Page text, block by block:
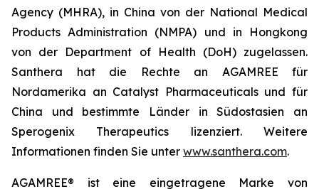
Agency (MHRA), in China von der National Medical
Products Administration (NMPA) und in Hongkong
von der Department of Health (DoH) zugelassen.
Santhera hat die Rechte an AGAMREE für
Nordamerika an Catalyst Pharmaceuticals und für
China und bestimmte Länder in Südostasien an
Sperogenix Therapeutics lizenziert. Weitere
Informationen finden Sie unter www.santhera.com.
AGAMREE® ist eine eingetragene Marke von